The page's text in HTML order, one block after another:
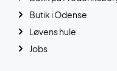
Butik i Odense
Løvens hule
Jobs